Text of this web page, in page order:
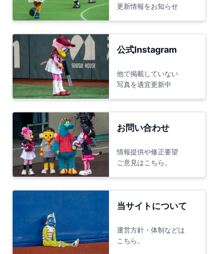
更新情報をお知らせ
公式Instagram
他で掲載していない
写真を適宜更新中
お問い合わせ
情報提供や修正要望
ご意見はこちら。
当サイトについて
運営方針・体制などは
こちら。